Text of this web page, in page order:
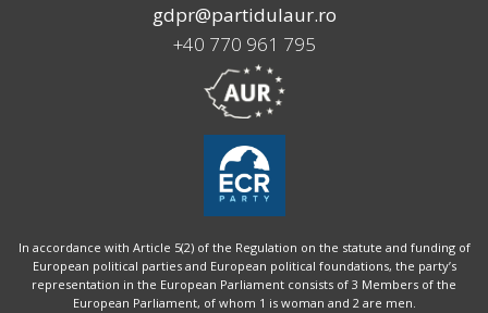
gdpr@partidulaur.ro
+40 770 961 795
In accordance with Article 5(2) of the Regulation on the statute and funding of
European political parties and European political foundations, the party’s
representation in the European Parliament consists of 3 Members of the
European Parliament, of whom 1 is woman and 2 are men.